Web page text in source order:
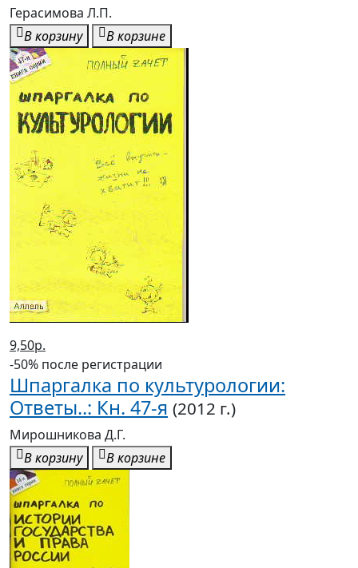
Герасимова Л.П.
В корзину
В корзине
9,50р.
-50% после регистрации
Шпаргалка по культурологии:
Ответы..: Кн. 47-я (2012 г.)
Мирошникова Д.Г.
В корзину
В корзине